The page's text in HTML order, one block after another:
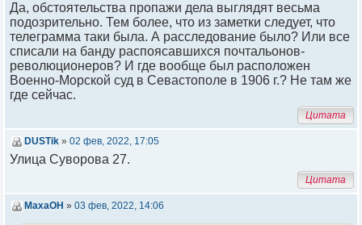
Да, обстоятельства пропажи дела выглядят весьма
подозрительно. Тем более, что из заметки следует, что
телеграмма таки была. А расследование было? Или все
списали на банду распоясавшихся почтальонов-
революционеров? И где вообще был расположен
Военно-Морской суд в Севастополе в 1906 г.? Не там же
где сейчас.
Цитата
DUSTik » 02 фев, 2022, 17:05
Улица Суворова 27.
Цитата
МахаОН » 03 фев, 2022, 14:06